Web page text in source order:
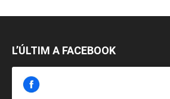
L’ÚLTIM A FACEBOOK